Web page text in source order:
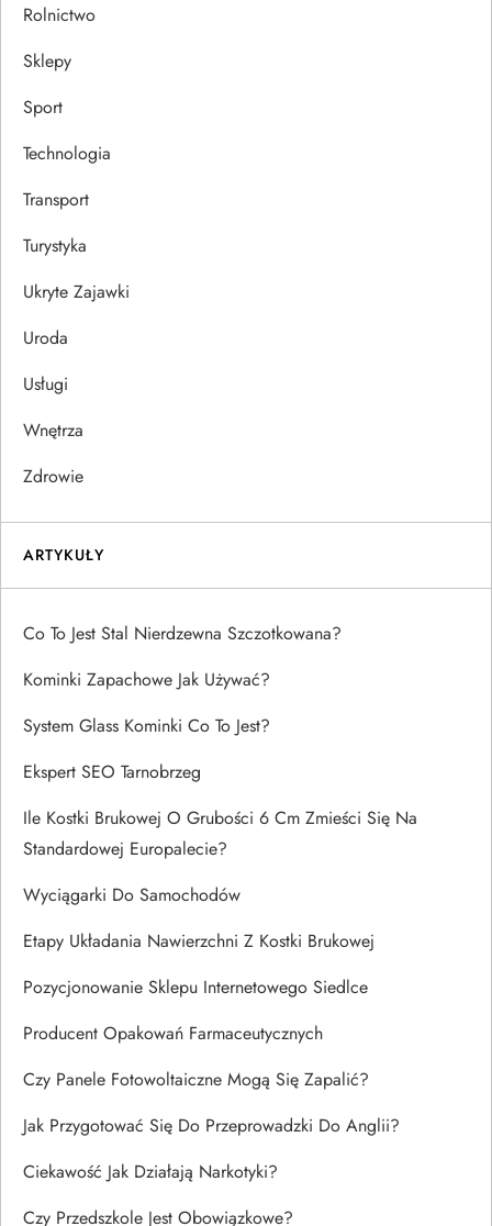
Rolnictwo
Sklepy
Sport
Technologia
Transport
Turystyka
Ukryte Zajawki
Uroda
Usługi
Wnętrza
Zdrowie
ARTYKUŁY
Co To Jest Stal Nierdzewna Szczotkowana?
Kominki Zapachowe Jak Używać?
System Glass Kominki Co To Jest?
Ekspert SEO Tarnobrzeg
Ile Kostki Brukowej O Grubości 6 Cm Zmieści Się Na
Standardowej Europalecie?
Wyciągarki Do Samochodów
Etapy Układania Nawierzchni Z Kostki Brukowej
Pozycjonowanie Sklepu Internetowego Siedlce
Producent Opakowań Farmaceutycznych
Czy Panele Fotowoltaiczne Mogą Się Zapalić?
Jak Przygotować Się Do Przeprowadzki Do Anglii?
Ciekawość Jak Działają Narkotyki?
Czy Przedszkole Jest Obowiązkowe?